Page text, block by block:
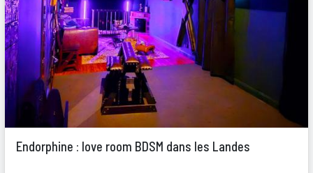
Endorphine : love room BDSM dans les Landes